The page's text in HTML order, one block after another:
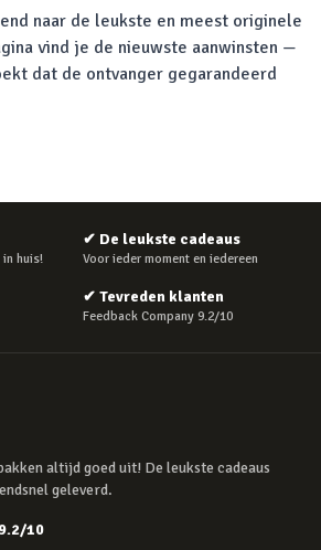
naar de leukste en meest originele
vind je de nieuwste aanwinsten —
dat de ontvanger gegarandeerd
huis!
✔ De leukste cadeaus
Voor ieder moment en iedereen
✔ Tevreden klanten
Feedback Company 9.2/10
altijd goed uit! De leukste cadeaus
geleverd.
9.2/10